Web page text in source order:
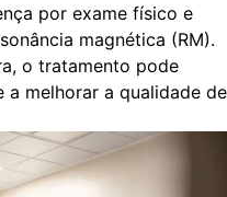
por exame físico e
magnética (RM).
o tratamento pode
melhorar a qualidade de